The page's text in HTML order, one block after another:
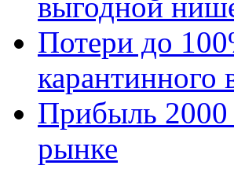
выгодной
Потери до
карантинного
Прибыль 2000
рынке